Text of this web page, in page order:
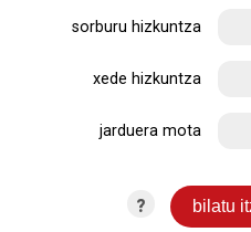
sorburu hizkuntza
xede hizkuntza
jarduera mota
?